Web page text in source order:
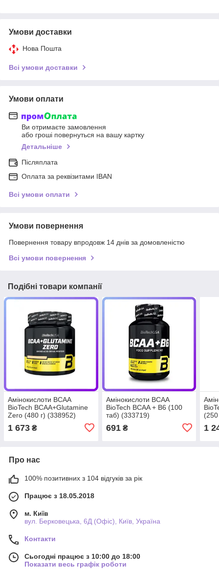
Умови доставки
Нова Пошта
Всі умови доставки
Умови оплати
Ви отримаєте замовлення
або гроші повернуться на вашу картку
Детальніше
Післяплата
Оплата за реквізитами IBAN
Всі умови оплати
Умови повернення
Повернення товару впродовж 14 днів за домовленістю
Всі умови повернення
Подібні товари компанії
Амінокислоти BCAA
BioTech BCAA+Glutamine
Zero (480 г) (338952)
1 673 ₴
Амінокислоти BCAA
BioTech BCAA + B6 (100
таб) (333719)
691₴ 1
Про нас
100% позитивних з 104 відгуків за рік
Працює з 18.05.2018
м. Київ
вул. Берковецька, 6Д (Офіс), Київ, Україна
Контакти
Сьогодні працює з 10:00 до 18:00
Показати весь графік роботи